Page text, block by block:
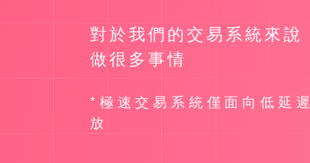
對於我們的交易系統來說
做很多事情
*極速交易系統僅面向低延
放